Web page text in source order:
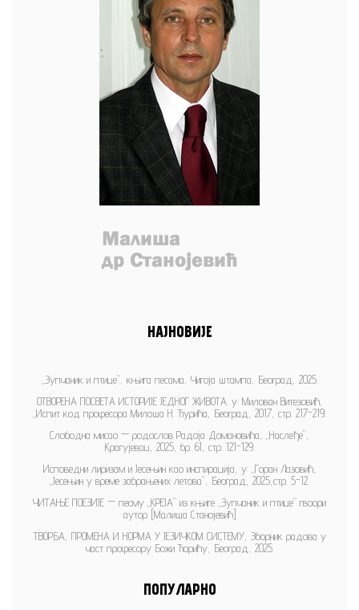
НАЈНОВИЈЕ
„Зупчаник и птице”, књига песама, Чигоја штампа, Београд, 2025.
ОТВОРЕНА ПОСВЕТА ИСТОРИЈЕ ЈЕДНОГ ЖИВОТА. у: Милован Витезовић,
„Испит код професора Милоша Н. Ђурића, Београд, 2017, стр. 217-219.
Слободна мисао — родослов Радоја Домановића, „Наслеђе”,
Крагујевац, 2025, бр. 61, стр. 121-129.
Исповедни лиризам и Јесењин као инспирација, у: „Горан Лазовић,
„Јесењин у време забрањених летова”, Београд, 2025,стр. 5-12.
ЧИТАЊЕ ПОЕЗИЈЕ — песму „КРЕЈА” из књиге „Зупчаник и птице” гвоори
аутор [Малиша Станојевић]
ТВОРБА, ПРОМЕНА И НОРМА У ЈЕЗИЧКОМ СИСТЕМУ, Зборник радова у
част професору Божи Ћорићу, Београд, 2025.
ПОПУЛАРНО